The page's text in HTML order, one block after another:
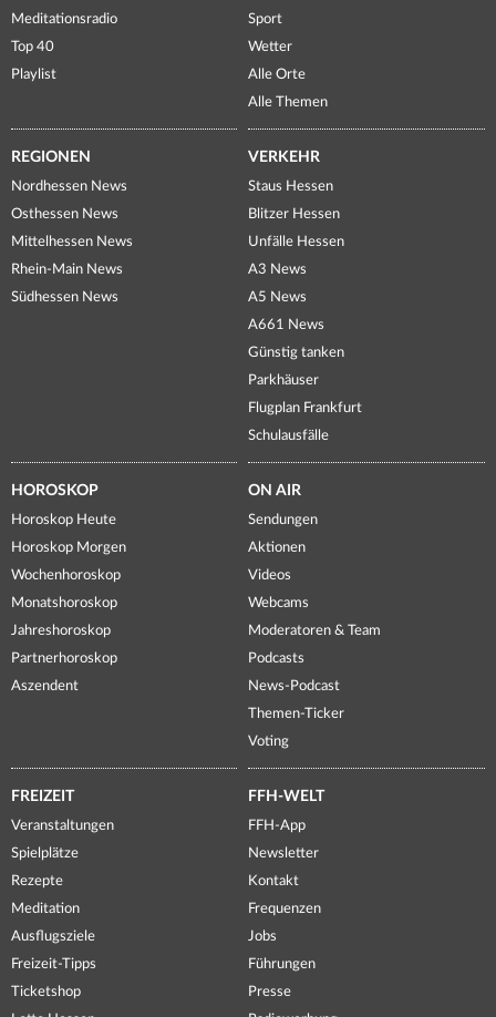
Meditationsradio
Top 40
Playlist
Sport
Wetter
Alle Orte
Alle Themen
REGIONEN
Nordhessen News
Osthessen News
Mittelhessen News
Rhein-Main News
Südhessen News
VERKEHR
Staus Hessen
Blitzer Hessen
Unfälle Hessen
A3 News
A5 News
A661 News
Günstig tanken
Parkhäuser
Flugplan Frankfurt
Schulausfälle
HOROSKOP
Horoskop Heute
Horoskop Morgen
Wochenhoroskop
Monatshoroskop
Jahreshoroskop
Partnerhoroskop
Aszendent
ON AIR
Sendungen
Aktionen
Videos
Webcams
Moderatoren & Team
Podcasts
News-Podcast
Themen-Ticker
Voting
FREIZEIT
Veranstaltungen
Spielplätze
Rezepte
Meditation
Ausflugsziele
Freizeit-Tipps
Ticketshop
FFH-WELT
FFH-App
Newsletter
Kontakt
Frequenzen
Jobs
Führungen
Presse